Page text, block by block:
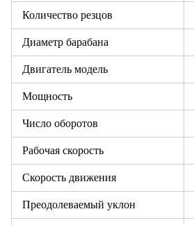
Количество резцов
Диаметр барабана
Двигатель модель
Мощность
Число оборотов
Рабочая скорость
Скорость движения
Преодолеваемый уклон